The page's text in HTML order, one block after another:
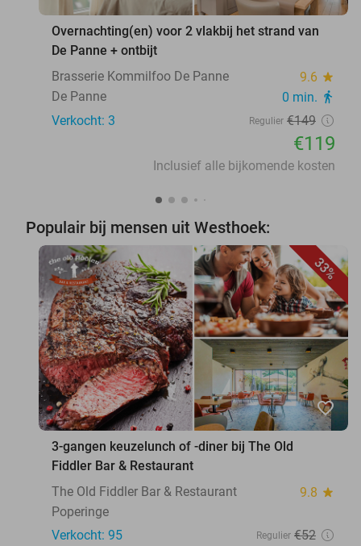
Overnachting(en) voor 2 vlakbij het strand van
De Panne + ontbijt
Brasserie Kommilfoo De Panne
9.6 star
De Panne 0 min. directions_walk
Verkocht: 3 Regulier €149
€119
Inclusief alle bijkomende kosten
Populair bij mensen uit Westhoek:
33%
favorite_border
3-gangen keuzelunch of -diner bij The Old
Fiddler Bar & Restaurant
The Old Fiddler Bar & Restaurant
9.8 star
Poperinge
Verkocht: 95
Regulier €52